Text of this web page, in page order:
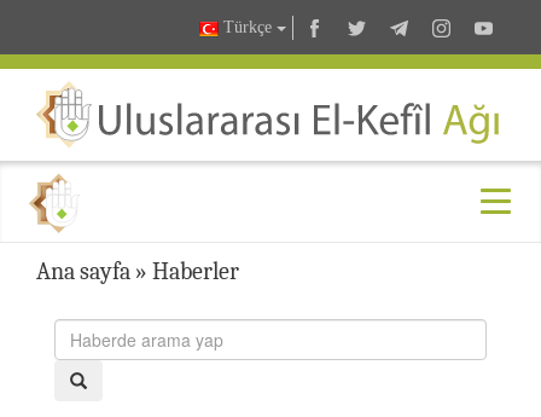
Türkçe
Ana sayfa » Haberler